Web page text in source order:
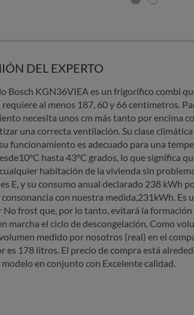
DEL EXPERTO
Bosch KGN36VIEA es un frigorífico combi
al menos 187, 60 y 66 centímetros.
necesita unos cm más tanto por encima
una correcta ventilación. Su clase climática
funcionamiento es adecuado para una
hasta 43°C grados, lo que significa
habitación de la vivienda sin
E, y su consumo anual declarado 238 kWh
consonancia con nuestra medida,231kWh. Es
No frost que, por lo tanto, evitará la formación
marcha el ciclo de descongelación. Como
medido por nosotros (real) en el
es 178 litros. El precio de compra está
modelo en conjunto con Excelente calidad.